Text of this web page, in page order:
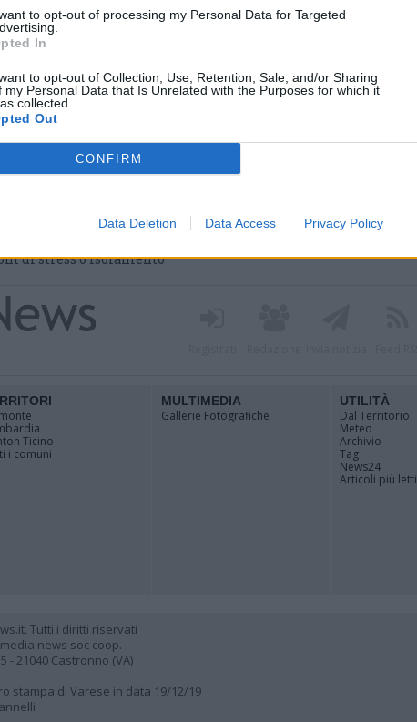
to opt-out of processing my Personal Data for Targeted
In
to opt-out of Collection, Use, Retention, Sale, and/or Sharing
my Personal Data that Is Unrelated with the Purposes for which it
collected.
Out
CONFIRM
Data Deletion Data Access Privacy Policy
nei nuovi percorsi del
grazie a un contributo
da Regione Lombardia per avviare il progetto dedicato
attivo. Tre diversi percorsi di cura culturale pensati per
di stress o isolamento
Ticino
i comuni
MULTIMEDIA
Gallerie Fotografiche
UTILITÀ
Dal Territorio
Meteo
Archivio
Tag
News24
Articoli più letti
Tutti i diritti riservati
news soc coop.
- 21040 Castronno (VA)
stampa di Varese in data 19/12/19